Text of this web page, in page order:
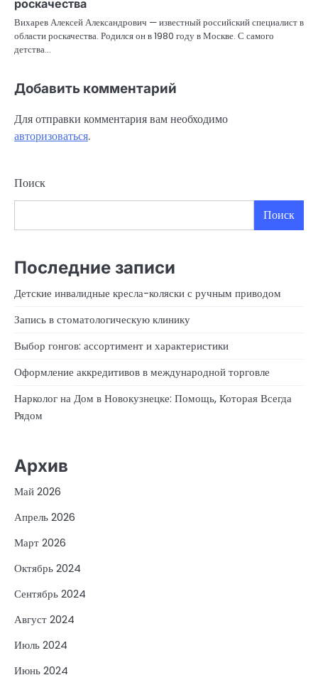
роскачества
Вихарев Алексей Александрович — известный российский специалист в
области роскачества. Родился он в 1980 году в Москве. С самого
детства…
Добавить комментарий
Для отправки комментария вам необходимо
авторизоваться.
Поиск
Поиск
Последние записи
Детские инвалидные кресла-коляски с ручным приводом
Запись в стоматологическую клинику
Выбор гонгов: ассортимент и характеристики
Оформление аккредитивов в международной торговле
Нарколог на Дом в Новокузнецке: Помощь, Которая Всегда
Рядом
Архив
Май 2026
Апрель 2026
Март 2026
Октябрь 2024
Сентябрь 2024
Август 2024
Июль 2024
Июнь 2024